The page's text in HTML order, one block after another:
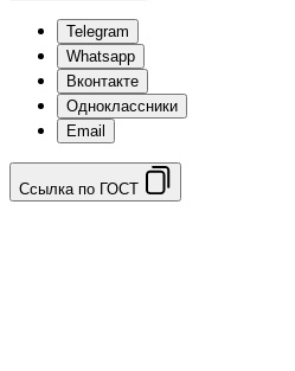
Telegram
Whatsapp
Вконтакте
Одноклассники
Email
Ссылка по ГОСТ